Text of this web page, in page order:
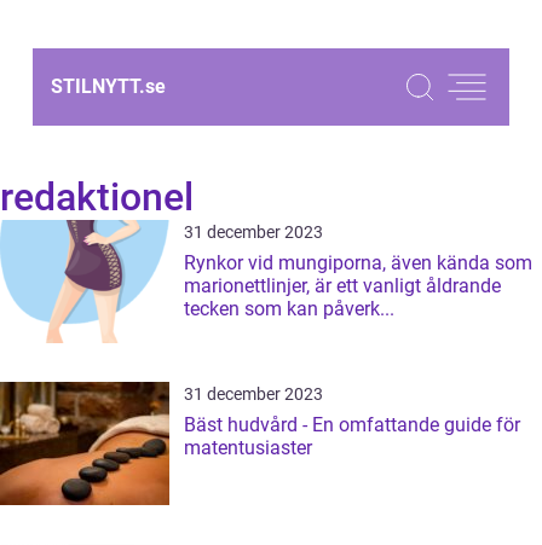
STILNYTT.se
redaktionel
31 december 2023
Rynkor vid mungiporna, även kända som
marionettlinjer, är ett vanligt åldrande
tecken som kan påverk...
31 december 2023
Bäst hudvård - En omfattande guide för
matentusiaster